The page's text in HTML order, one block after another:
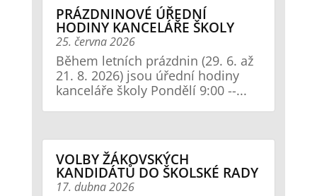
PRÁZDNINOVÉ ÚŘEDNÍ
HODINY KANCELÁŘE ŠKOLY
25. června 2026
Během letních prázdnin (29. 6. až
21. 8. 2026) jsou úřední hodiny
kanceláře školy Pondělí 9:00 --...
VOLBY ŽÁKOVSKÝCH
KANDIDÁTŮ DO ŠKOLSKÉ RADY
17. dubna 2026